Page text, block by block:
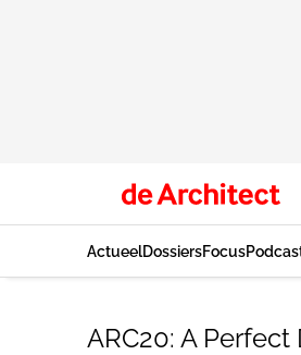
ActueelDossiersFocus
ARC20: A